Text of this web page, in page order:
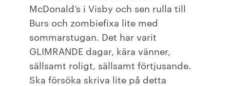
McDonald’s i Visby och sen rulla till
Burs och zombiefixa lite med
sommarstugan. Det har varit
GLIMRANDE dagar, kära vänner,
sällsamt roligt, sällsamt förtjusande.
Ska försöka skriva lite på detta